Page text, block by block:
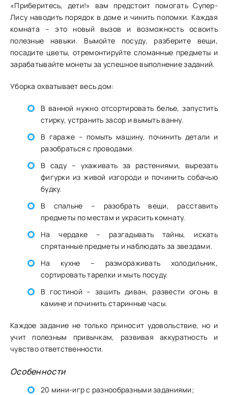
«Приберитесь, дети!» вам предстоит помогать Супер-
Лису наводить порядок в доме и чинить поломки. Каждая
комната – это новый вызов и возможность освоить
полезные навыки. Вымойте посуду, разберите вещи,
посадите цветы, отремонтируйте сломанные предметы и
зарабатывайте монеты за успешное выполнение заданий.
Уборка охватывает весь дом:
В ванной нужно отсортировать белье, запустить
стирку, устранить засор и вымыть ванну.
В гараже – помыть машину, починить детали и
разобраться с проводами.
В саду – ухаживать за растениями, вырезать
фигурки из живой изгороди и починить собачью
будку.
В спальне – разобрать вещи, расставить
предметы по местам и украсить комнату.
На чердаке – разгадывать тайны, искать
спрятанные предметы и наблюдать за звездами.
На кухне – размораживать холодильник,
сортировать тарелки и мыть посуду.
В гостиной – зашить диван, развести огонь в
камине и починить старинные часы.
Каждое задание не только приносит удовольствие, но и
учит полезным привычкам, развивая аккуратность и
чувство ответственности.
Особенности
20 мини-игр с разнообразными заданиями;